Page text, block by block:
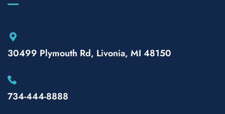
30499 Plymouth Rd, Livonia, MI 48150
734-444-8888